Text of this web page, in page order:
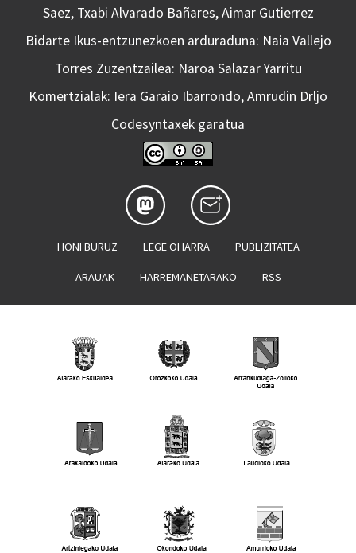
Saez, Txabi Alvarado Bañares, Aimar Gutierrez
Bidarte Ikus-entzunezkoen arduraduna: Naia Vallejo
Torres Zuzentzailea: Naroa Salazar Yarritu
Komertzialak: Iera Garaio Ibarrondo, Amrudin Drljo
Codesyntaxek garatua
HONI BURUZ LEGE OHARRA PUBLIZITATEA
ARAUAK HARREMANETARAKO RSS